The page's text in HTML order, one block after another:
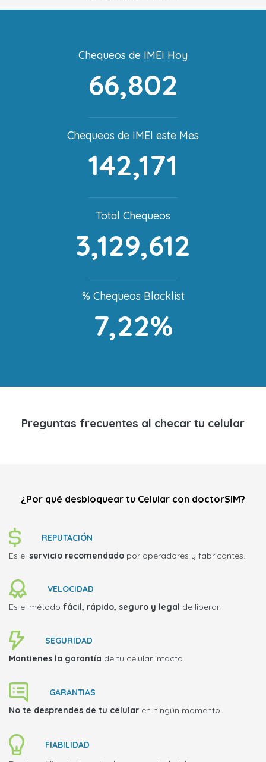
Chequeos de IMEI Hoy
66,802
Chequeos de IMEI este Mes
142,171
Total Chequeos
3,129,612
% Chequeos Blacklist
7,22%
Preguntas frecuentes al checar tu celular
¿Por qué desbloquear tu Celular con doctorSIM?
REPUTACIÓN
Es el servicio recomendado por operadores y fabricantes.
VELOCIDAD
Es el método fácil, rápido, seguro y legal de liberar.
SEGURIDAD
Mantienes la garantía de tu celular intacta.
GARANTIAS
No te desprendes de tu celular en ningún momento.
FIABILIDAD